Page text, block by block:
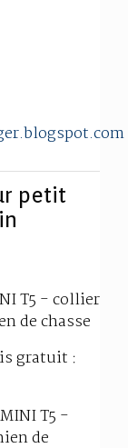
petit
T5 - collier
de chasse
gratuit :
T5 -
de